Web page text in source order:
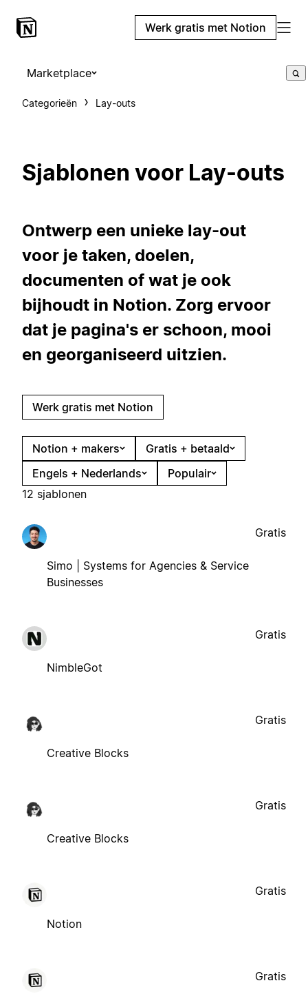
Werk gratis met Notion
Marketplace
Categorieën Lay-outs
Sjablonen voor Lay-outs
Ontwerp een unieke lay-out
voor je taken, doelen,
documenten of wat je ook
bijhoudt in Notion. Zorg ervoor
dat je pagina's er schoon, mooi
en georganiseerd uitzien.
Werk gratis met Notion
Notion + makers
Gratis + betaald
Engels + Nederlands
Populair
12 sjablonen
Simo | Systems for Agencies & Service
Businesses
Gratis
NimbleGot
Gratis
Creative Blocks
Gratis
Creative Blocks
Gratis
Notion
Gratis
Gratis